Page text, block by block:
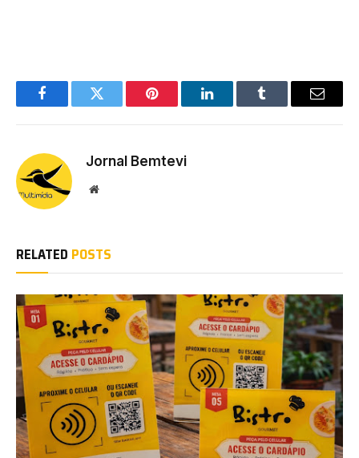
FacebookTwitter Pinterest LinkedInTumblr Email
Jornal Bemtevi
Website
RELATED POSTS